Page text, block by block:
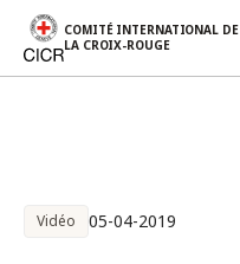
COMITÉ INTERNATIONAL DE
LA CROIX-ROUGE
Vidéo 05-04-2019